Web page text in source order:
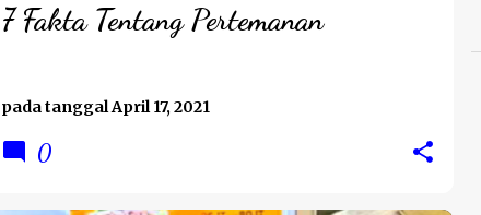
7 Fakta Tentang Pertemanan
pada tanggalApril 17, 2021
0